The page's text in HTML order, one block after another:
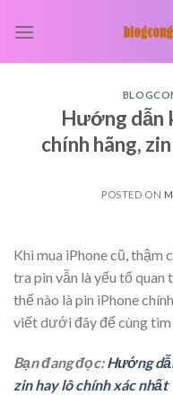
Hướng dẫn
chính hãng,
POSTED ON
Khi mua iPhone cũ, thậm
tra pin vẫn là yếu tố quan
thế nào là pin iPhone
viết dưới đây để cùng tìm
Bạn đang đọc:Hướng
zin hay lô chính xác nhất